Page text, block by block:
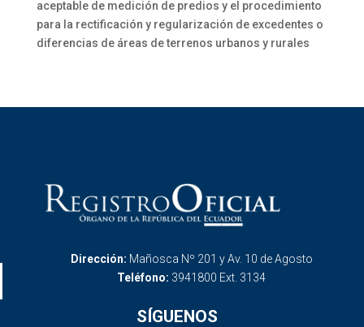
aceptable de medición de predios y el procedimiento
para la rectificación y regularización de excedentes o
diferencias de áreas de terrenos urbanos y rurales
Dirección: Mañosca Nº 201 y Av. 10 de Agosto
Teléfono: 3941800 Ext. 3134
SÍGUENOS